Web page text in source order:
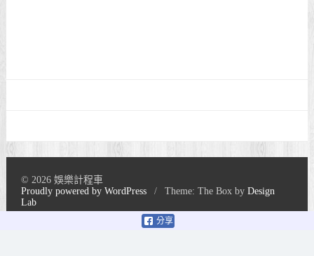
分享
© 2026 娛樂計程車
Proudly powered by WordPress
/ Theme: The Box byDesign
Lab